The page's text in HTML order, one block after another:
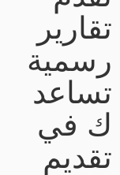
تقارير
رسمية
تساعد
ك في
تقديم